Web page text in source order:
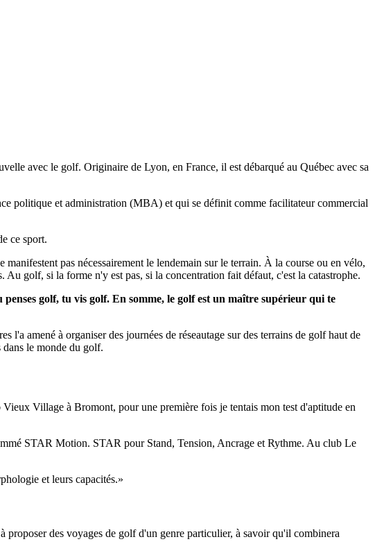
avec le golf. Originaire de Lyon, en France, il est débarqué au Québec avec sa
politique et administration (MBA) et qui se définit comme facilitateur commercial
ce sport.
pas nécessairement le lendemain sur le terrain. À la course ou en vélo,
Au golf, si la forme n'y est pas, si la concentration fait défaut, c'est la catastrophe.
golf, tu vis golf. En somme, le golf est un maître supérieur qui te
amené à organiser des journées de réseautage sur des terrains de golf haut de
dans le monde du golf.
Village à Bromont, pour une première fois je tentais mon test d'aptitude en
STAR Motion. STAR pour Stand, Tension, Ancrage et Rythme. Au club Le
et leurs capacités.»
des voyages de golf d'un genre particulier, à savoir qu'il combinera